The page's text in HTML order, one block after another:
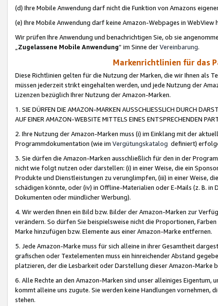
(d) Ihre Mobile Anwendung darf nicht die Funktion von Amazons
(e) Ihre Mobile Anwendung darf keine Amazon-Webpages in WebView
Wir prüfen Ihre Anwendung und benachrichtigen Sie, ob sie
„Zugelassene Mobile Anwendung“ im Sinne derVereinbarung.
Markenrichtlinien für das
Diese Richtlinien gelten für die Nutzung der Marken, die wir Ihnen als
müssen jederzeit strikt eingehalten werden, und jede Nutzung der
Lizenzen bezüglich Ihrer Nutzung der Amazon-Marken.
1. SIE DÜRFEN DIE AMAZON-MARKEN AUSSCHLIESSLICH DURCH
AUF EINER AMAZON-WEBSITE MITTELS EINES ENTSPRECHENDEN
2. Ihre Nutzung der Amazon-Marken muss (i) im Einklang mit der
Programmdokumentation (wie im Vergütungskatalog definiert)
3. Sie dürfen die Amazon-Marken ausschließlich für den in der
nicht wie folgt nutzen oder darstellen: (i) in einer Weise, die ein
Produkte und Dienstleistungen zu verunglimpfen, (iii) in einer Weise,
schädigen könnte, oder (iv) in Offline-Materialien oder E-Mails (z. B. in
Dokumenten oder mündlicher Werbung).
4. Wir werden Ihnen ein Bild bzw. Bilder der Amazon-Marken zur
verändern. So dürfen Sie beispielsweise nicht die Proportionen,
Marke hinzufügen bzw. Elemente aus einer Amazon-Marke entfernen.
5. Jede Amazon-Marke muss für sich alleine in ihrer Gesamtheit
grafischen oder Textelementen muss ein hinreichender Abstand
platzieren, der die Lesbarkeit oder Darstellung dieser Amazon-Marke
6. Alle Rechte an den Amazon-Marken sind unser alleiniges
kommt alleine uns zugute. Sie werden keine Handlungen vornehmen,
stehen.